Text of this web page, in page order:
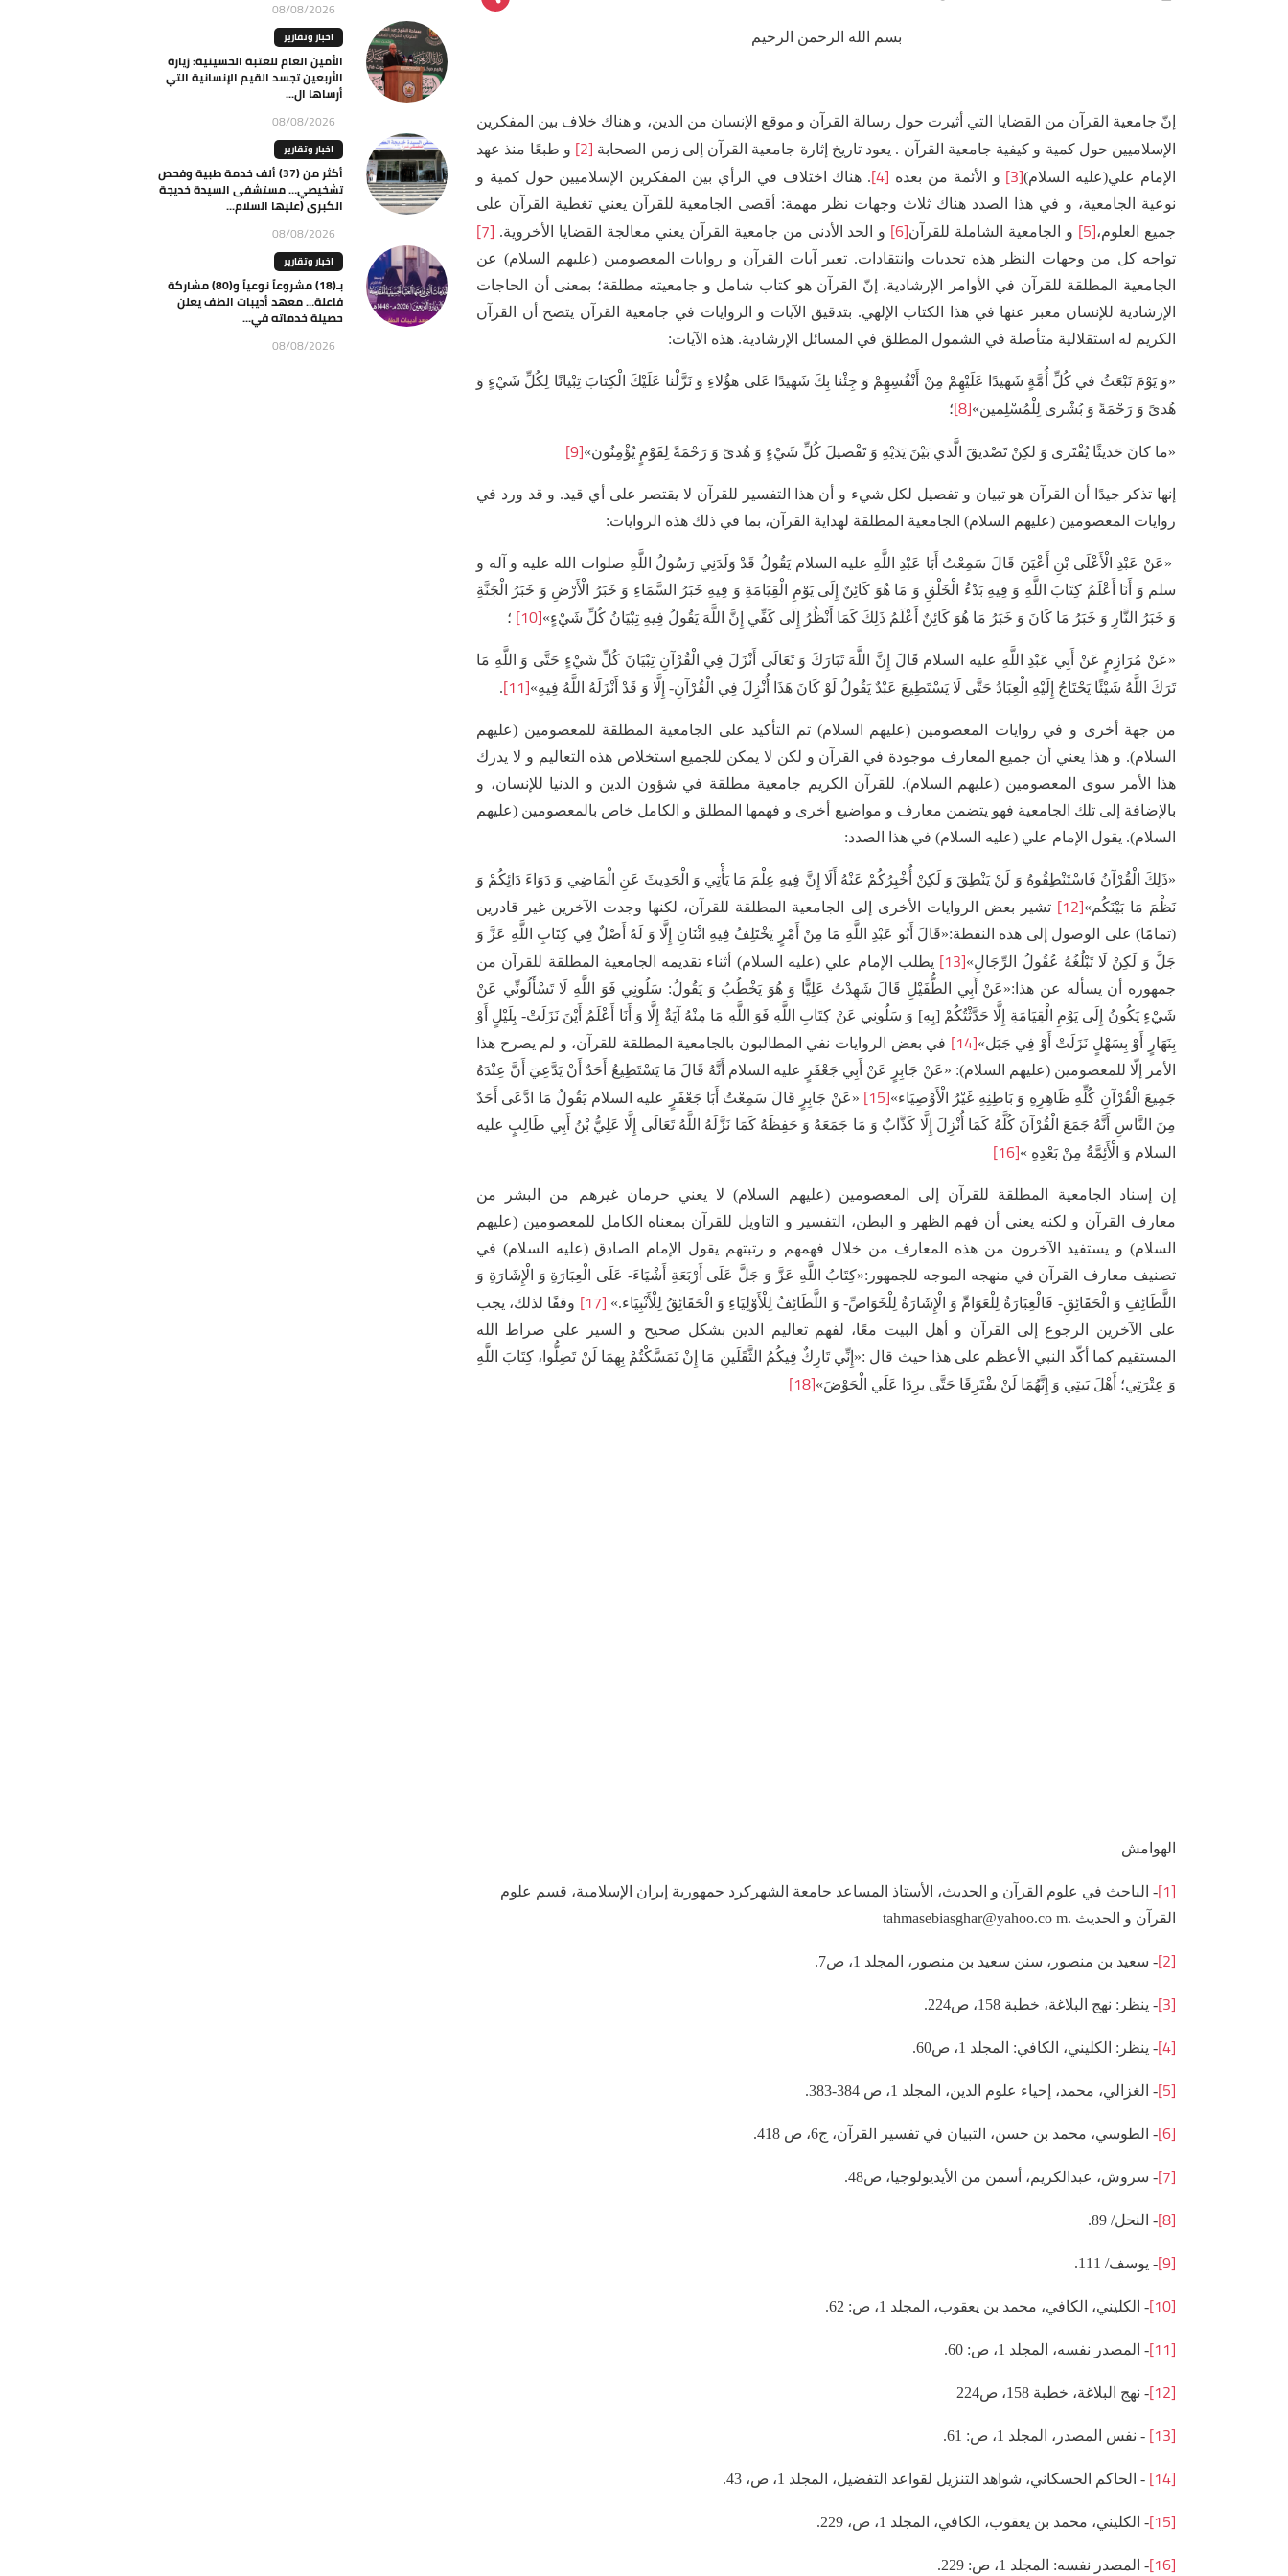
بسم الله الرحمن الرحيم
إنّ جامعية القرآن من القضايا التي أثيرت حول رسالة القرآن و موقع الإنسان من الدين، و هناك خلاف بين المفكرين
الإسلاميين حول كمية و کيفية جامعية القرآن . يعود تاريخ إثارة جامعية القرآن إلى زمن الصحابة [2]
و طبعًا منذ عهد
الإمام علي(عليه السلام)[3] و الأئمة من بعده [4]
. هناك اختلاف في الرأي بين المفكرين الإسلاميين حول كمية و
نوعية الجامعية، و في هذا الصدد هناك ثلاث وجهات نظر مهمة: أقصى الجامعية للقرآن يعني تغطية القرآن على
جميع العلوم،[5] و الجامعية الشاملة للقرآن[6] و الحد الأدنى من جامعية القرآن يعني معالجة القضايا الأخروية. [7]
تواجه كل من وجهات النظر هذه تحديات وانتقادات. تعبر آيات القرآن و روايات المعصومين (عليهم السلام) عن
الجامعية المطلقة للقرآن في الأوامر الإرشادية. إنّ القرآن هو كتاب شامل و جامعيته مطلقة؛ بمعنى أن الحاجات
الإرشادية للإنسان معبر عنها في هذا الكتاب الإلهي. بتدقيق الآيات و الروايات في جامعية القرآن يتضح أن القرآن
الكريم له استقلالية متأصلة في الشمول المطلق في المسائل الإرشادية. هذه الآيات:
«وَ يَوْمَ نَبْعَثُ في‏ كُلِّ أُمَّةٍ شَهيدًا عَلَيْهِمْ مِنْ أَنْفُسِهِمْ وَ جِئْنا بِكَ شَهيدًا عَلى‏ هؤُلاءِ وَ نَزَّلْنا عَلَيْكَ الْكِتابَ تِبْيانًا لِكُلِّ شَيْ‏ءٍ وَ
هُدىً وَ رَحْمَةً وَ بُشْرى‏ لِلْمُسْلِمين‏»[8] ؛
«ما كانَ حَديثًا يُفْتَرى‏ وَ لكِنْ تَصْديقَ الَّذي بَيْنَ يَدَيْهِ وَ تَفْصيلَ كُلِّ شَيْ‏ءٍ وَ هُدىً وَ رَحْمَةً لِقَوْمٍ يُؤْمِنُون‏»[9]
إنها تذکر جيدًا أن القرآن هو تبيان و تفصيل لكل شيء و أن هذا التفسير للقرآن لا يقتصر على أي قيد. و قد ورد في
روايات المعصومين (عليهم السلام) الجامعية المطلقة لهداية القرآن، بما في ذلك هذه الروايات:
«عَنْ عَبْدِ الْأَعْلَى بْنِ أَعْيَنَ قَالَ سَمِعْتُ أَبَا عَبْدِ اللَّهِ عليه السلام يَقُولُ قَدْ وَلَدَنِي رَسُولُ اللَّهِ صلوات الله عليه و آله و
سلم وَ أَنَا أَعْلَمُ كِتَابَ اللَّهِ وَ فِيهِ بَدْءُ الْخَلْقِ وَ مَا هُوَ كَائِنٌ إِلَى يَوْمِ الْقِيَامَةِ وَ فِيهِ خَبَرُ السَّمَاءِ وَ خَبَرُ الْأَرْضِ وَ خَبَرُ الْجَنَّةِ
وَ خَبَرُ النَّارِ وَ خَبَرُ مَا كَانَ وَ خَبَرُ مَا هُوَ كَائِنٌ أَعْلَمُ ذَلِكَ كَمَا أَنْظُرُ إِلَى كَفِّي إِنَّ اللَّهَ يَقُولُ فِيهِ تِبْيَانُ كُلِّ شَيْ‏ءٍ»[10] ؛
«عَنْ مُرَازِمٍ عَنْ أَبِي عَبْدِ اللَّهِ عليه السلام قَالَ إِنَّ اللَّهَ تَبَارَكَ وَ تَعَالَى أَنْزَلَ فِي الْقُرْآنِ تِبْيَانَ كُلِّ شَيْ‏ءٍ حَتَّى وَ اللَّهِ مَا
تَرَكَ اللَّهُ شَيْئًا يَحْتَاجُ إِلَيْهِ الْعِبَادُ حَتَّى لَا يَسْتَطِيعَ عَبْدٌ يَقُولُ لَوْ كَانَ هَذَا أُنْزِلَ فِي الْقُرْآنِ- إِلَّا وَ قَدْ أَنْزَلَهُ اللَّهُ فِيهِ‏»[11]
.
من جهة أخرى و في روايات المعصومين (عليهم السلام) تم التأكيد على الجامعية المطلقة للمعصومين (عليهم
السلام). و هذا يعني أن جميع المعارف موجودة في القرآن و لكن لا يمكن للجميع استخلاص هذه التعاليم و لا يدرك
هذا الأمر سوى المعصومين (عليهم السلام). للقرآن الكريم جامعية مطلقة في شؤون الدين و الدنيا للإنسان، و
بالإضافة إلى تلك الجامعية فهو يتضمن معارف و مواضيع أخرى و فهمها المطلق و الكامل خاص بالمعصومين (عليهم
السلام). يقول الإمام علي (عليه السلام) في هذا الصدد:
«ذَلِكَ الْقُرْآنُ فَاسْتَنْطِقُوهُ وَ لَنْ يَنْطِقَ وَ لَكِنْ أُخْبِرُكُمْ عَنْهُ أَلَا إِنَّ فِيهِ عِلْمَ مَا يَأْتِي وَ الْحَدِيثَ عَنِ الْمَاضِي وَ دَوَاءَ دَائِكُمْ وَ
نَظْمَ مَا بَيْنَكُم‏‏»[12]
تشير بعض الروايات الأخرى إلى الجامعية المطلقة للقرآن، لكنها وجدت الآخرين غير قادرين
(تمامًا) على الوصول إلى هذه النقطة:«قَالَ أَبُو عَبْدِ اللَّهِ مَا مِنْ أَمْرٍ يَخْتَلِفُ فِيهِ اثْنَانِ إِلَّا وَ لَهُ أَصْلٌ فِي كِتَابِ اللَّهِ عَزَّ وَ
جَلَّ وَ لَكِنْ لَا تَبْلُغُهُ عُقُولُ الرِّجَالِ‏‏»[13]
يطلب الإمام علي (عليه السلام) أثناء تقديمه الجامعية المطلقة للقرآن من
جمهوره أن يسأله عن هذا:«عَنْ أَبِي الطُّفَيْلِ قَالَ شَهِدْتُ عَلِيًّا وَ هُوَ يَخْطُبُ وَ يَقُولُ: سَلُونِي فَوَ اللَّهِ لَا تَسْأَلُونِّي عَنْ
شَيْ‏ءٍ يَكُونُ إِلَى يَوْمِ الْقِيَامَةِ إِلَّا حَدَّثْتُكُمْ [بِهِ‏] وَ سَلُونِي عَنْ كِتَابِ اللَّهِ فَوَ اللَّهِ مَا مِنْهُ آيَةٌ إِلَّا وَ أَنَا أَعْلَمُ أَيْنَ نَزَلَتْ- بِلَيْلٍ أَوْ
بِنَهَارٍ أَوْ بِسَهْلٍ نَزَلَتْ أَوْ فِي جَبَل‏»[14]
في بعض الروايات نفي المطالبون بالجامعية المطلقة للقرآن، و لم يصرح هذا
الأمر إلّا للمعصومين (عليهم السلام): «عَنْ جَابِرٍ عَنْ أَبِي جَعْفَرٍ عليه السلام أَنَّهُ قَالَ مَا يَسْتَطِيعُ أَحَدٌ أَنْ يَدَّعِيَ أَنَّ عِنْدَهُ
جَمِيعَ الْقُرْآنِ كُلِّهِ ظَاهِرِهِ وَ بَاطِنِهِ غَيْرُ الْأَوْصِيَاء»[15]
«عَنْ جَابِرٍ قَالَ سَمِعْتُ أَبَا جَعْفَرٍ عليه السلام يَقُولُ مَا ادَّعَى أَحَدٌ
مِنَ النَّاسِ أَنَّهُ جَمَعَ الْقُرْآنَ كُلَّهُ كَمَا أُنْزِلَ إِلَّا كَذَّابٌ وَ مَا جَمَعَهُ وَ حَفِظَهُ كَمَا نَزَّلَهُ اللَّهُ تَعَالَى إِلَّا عَلِيُّ بْنُ أَبِي طَالِبٍ عليه
السلام وَ الْأَئِمَّةُ مِنْ بَعْدِهِ ‏»[16]
إن إسناد الجامعية المطلقة للقرآن إلى المعصومين (عليهم السلام) لا يعني حرمان غيرهم من البشر من
معارف القرآن و لكنه يعني أن فهم الظهر و البطن، التفسير و التاويل للقرآن بمعناه الكامل للمعصومين (عليهم
السلام) و يستفيد الآخرون من هذه المعارف من خلال فهمهم و رتبتهم يقول الإمام الصادق (عليه السلام) في
تصنيف معارف القرآن في منهجه الموجه للجمهور:«كِتَابُ اللَّهِ عَزَّ وَ جَلَّ عَلَى أَرْبَعَةِ أَشْيَاءَ- عَلَى الْعِبَارَةِ وَ الْإِشَارَةِ وَ
اللَّطَائِفِ وَ الْحَقَائِقِ- فَالْعِبَارَةُ لِلْعَوَامِّ وَ الْإِشَارَةُ لِلْخَوَاصِّ- وَ اللَّطَائِفُ لِلْأَوْلِيَاءِ وَ الْحَقَائِقُ لِلْأَنْبِيَاء.» [17]
وقفًا لذلك، يجب
على الآخرين الرجوع إلى القرآن و أهل البيت معًا، لفهم تعاليم الدين بشكل صحيح و السير على صراط الله
المستقيم كما أكّد النبي الأعظم على هذا حيث قال :«إِنِّي تَارِكٌ فِيکُمُ الثَّقَلَينِ مَا إِنْ تَمَسَّکْتُمْ بِهِمَا لَنْ تَضِلُّوا، کِتَابَ اللَّهِ
وَ عِتْرَتِي؛ أَهْلَ بَيتِي وَ إِنَّهُمَا لَنْ يفْتَرِقَا حَتَّى يرِدَا عَلَي الْحَوْضَ»[18]
الهوامش
[1]
- الباحث في علوم القرآن و الحديث، الأستاذ المساعد جامعة الشهركرد جمهورية إيران الإسلامية، قسم علوم
القرآن و الحديث .tahmasebiasghar@yahoo.co m
[2] - سعيد بن منصور، سنن سعيد بن منصور، المجلد 1، ص7.
[3] - ينظر: نهج البلاغة، خطبة 158، ص224.
[4] - ينظر: الكليني، الكافي: المجلد ‏1، ص60.
[5] - الغزالي، محمد، إحياء علوم الدين، المجلد 1، ص 384-383.
[6] - الطوسي، محمد بن حسن، التبيان في تفسير القرآن، ج6، ص 418.
[7] - سروش، عبدالکريم، أسمن من الأيديولوجيا، ص48.
[8] - النحل/ 89.
[9] - يوسف/ 111.
[10] - الكليني، الكافي، محمد بن يعقوب، المجلد ‏1، ص: 62.
[11] - المصدر نفسه، المجلد ‏1، ص: 60.
[12] - نهج البلاغة، خطبة 158، ص224
[13] - نفس المصدر، المجلد ‏1، ص: 61.
[14] - الحاكم الحسكاني، شواهد التنزيل لقواعد التفضيل، المجلد ‏1، ص، 43.
[15] - الكليني، محمد بن يعقوب، الكافي، المجلد ‏1، ص، 229.
[16] - المصدر نفسه: المجلد 1، ص: 229.
08/08/2026
اخبار وتقارير
الأمين العام للعتبة الحسينية: زيارة
الأربعين تجسد القيم الإنسانية التي
أرساها ال...
08/08/2026
اخبار وتقارير
أكثر من (37) ألف خدمة طبية وفحص
تشخيصي… مستشفى السيدة خديجة
الكبرى (عليها السلام...
08/08/2026
اخبار وتقارير
بـ(18) مشروعاً نوعياً و(80) مشاركة
فاعلة… معهد أديبات الطف يعلن
حصيلة خدماته في...
08/08/2026